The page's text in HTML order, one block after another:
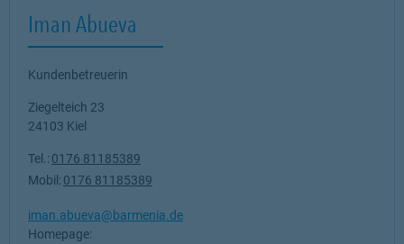
Iman Abueva
Kundenbetreuerin
Ziegelteich 23
24103 Kiel
Tel.: 0176 81185389
Mobil: 0176 81185389
iman.abueva@barmenia.de
Homepage: